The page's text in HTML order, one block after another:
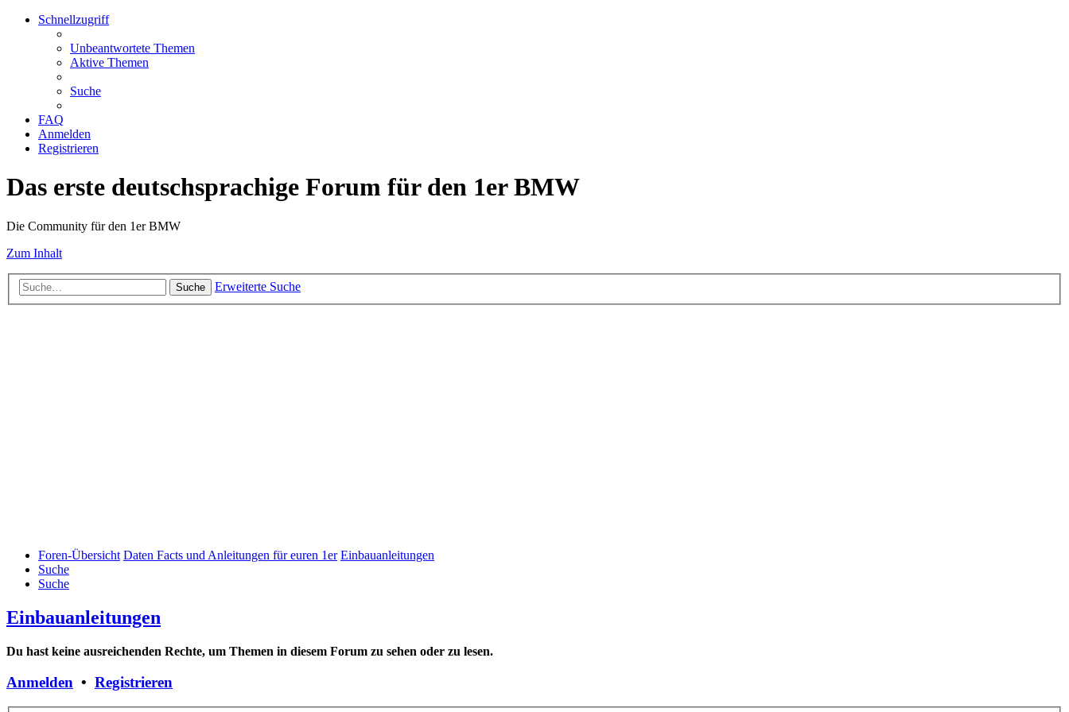
Schnellzugriff
Unbeantwortete Themen
Aktive Themen
Suche
FAQ
Anmelden
Registrieren
Das erste deutschsprachige Forum für den 1er BMW
Die Community für den 1er BMW
Zum Inhalt
Suche Erweiterte Suche
Foren-Übersicht Daten Facts und Anleitungen für euren 1er Einbauanleitungen
Suche
Suche
Einbauanleitungen
Du hast keine ausreichenden Rechte, um Themen in diesem Forum zu sehen oder zu lesen.
Anmelden • Registrieren